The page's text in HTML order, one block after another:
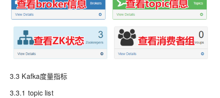
3.3 Kafka度量指标
3.3.1 topic list